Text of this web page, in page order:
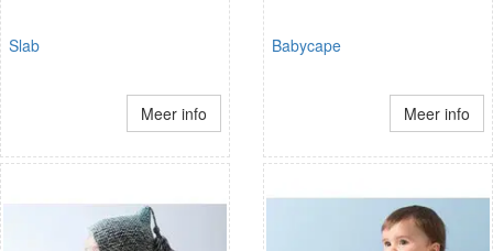
Slab
Meer info
Babycape
Meer info